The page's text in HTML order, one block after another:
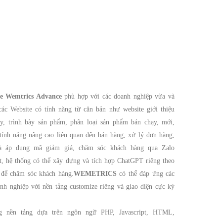
Wemtrics Advancephù hợp với các doanh nghiệp vừa và
Website có tính năng từ căn bản như website giới thiệu
trình bày sản phẩm, phân loại sản phẩm bán chạy, mới,
năng nâng cao liên quan đến bán hàng, xử lý đơn hàng,
áp dụng mã giảm giá, chăm sóc khách hàng qua Zalo
hệ thống có thể xây dựng và tích hợp ChatGPT riêng theo
chăm sóc khách hàng.WEMETRICScó thể đáp ứng các
nghiệp với nền tảng customize riêng và giao diện cực kỳ
nền tảng dựa trên ngôn ngữ PHP, Javascript, HTML,